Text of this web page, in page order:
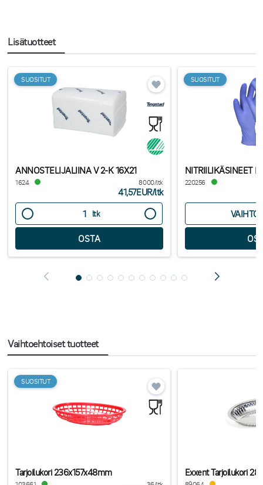
Lisätuotteet
SUOSITUT
ANNOSTELIJALIINA V 2-K 16X21
1624 8000/ltk
41,57EUR/ltk
ltk
SUOSITUT
NITRIILIKÄSINEET
220256
Vaihtoehtoiset tuotteet
SUOSITUT
Tarjoilukori 236x157x48mm Exxent Tarjoilukori